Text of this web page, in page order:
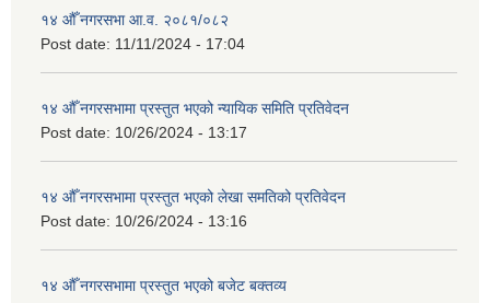
१४ औँ नगरसभा आ.व. २०८१/०८२
Post date: 11/11/2024 - 17:04
१४ औँ नगरसभामा प्रस्तुत भएको न्यायिक समिति प्रतिवेदन
Post date: 10/26/2024 - 13:17
१४ औँ नगरसभामा प्रस्तुत भएको लेखा समतिको प्रतिवेदन
Post date: 10/26/2024 - 13:16
१४ औँ नगरसभामा प्रस्तुत भएको बजेट बक्तव्य